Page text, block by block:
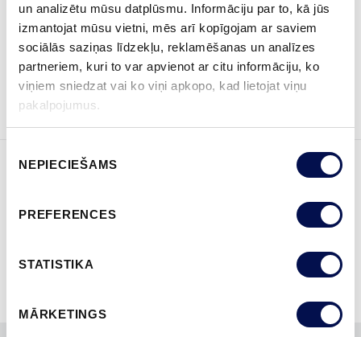
un analizētu mūsu datplūsmu. Informāciju par to, kā jūs
izmantojat mūsu vietni, mēs arī kopīgojam ar saviem
sociālās saziņas līdzekļu, reklamēšanas un analīzes
partneriem, kuri to var apvienot ar citu informāciju, ko
viņiem sniedzat vai ko viņi apkopo, kad lietojat viņu
pakalpojumus.
izvēle
NEPIECIEŠAMS
PREFERENCES
STATISTIKA
MĀRKETINGS
KUR IEGĀDĀTIES
PASŪTĪT BROŠŪRU Sazinies ar mums